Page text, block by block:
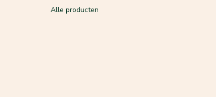
Alle producten